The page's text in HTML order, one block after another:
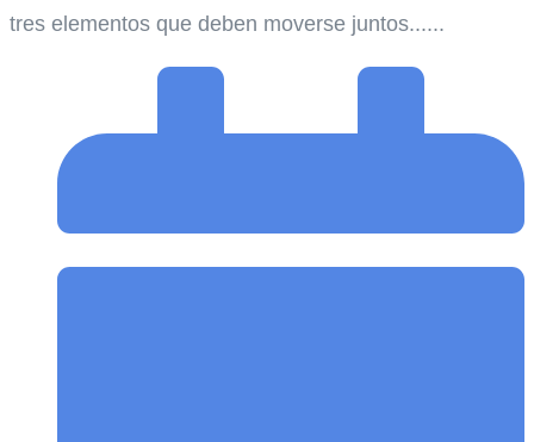
tres elementos que deben moverse juntos......